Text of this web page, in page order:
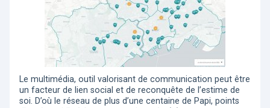
Le multimédia, outil valorisant de communication peut être
un facteur de lien social et de reconquête de l’estime de
soi. D’où le réseau de plus d’une centaine de Papi, points